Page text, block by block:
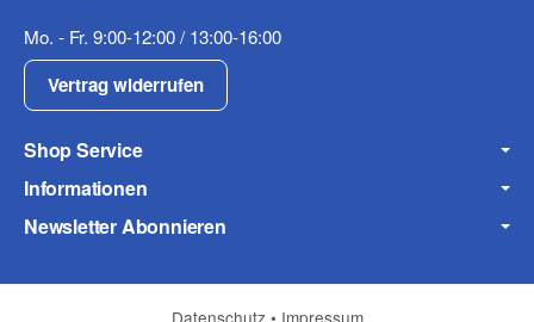
Frage zum Artikel
Ihre Frage
Mo. - Fr. 9:00-12:00 / 13:00-16:00
Vertrag widerrufen
Shop Service
Informationen
Newsletter Abonnieren